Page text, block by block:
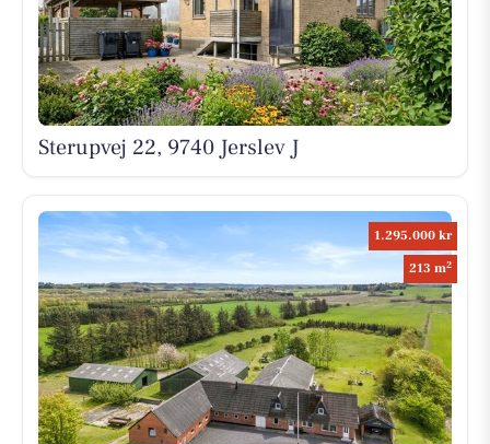
Sterupvej 22, 9740 Jerslev J
1.295.000 kr
213 m2